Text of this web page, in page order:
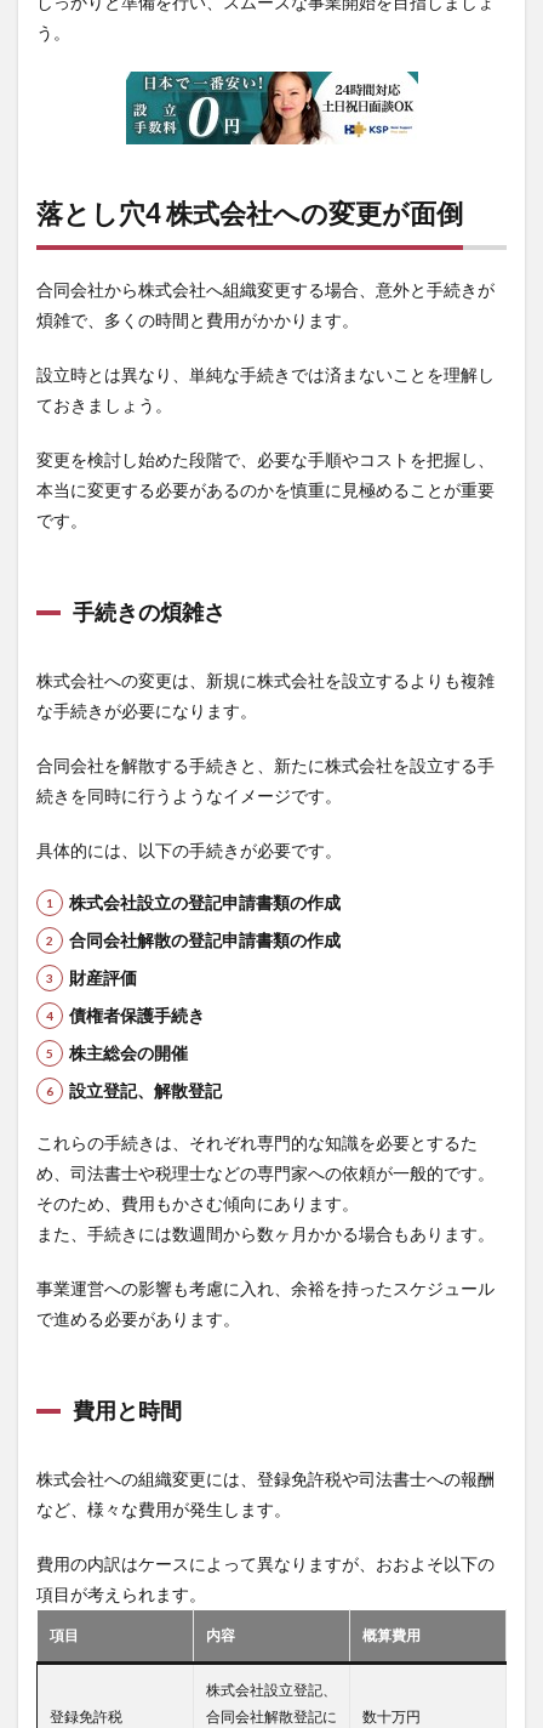
う。
落とし穴4 株式会社への変更が面倒
合同会社から株式会社へ組織変更する場合、意外と手続きが
煩雑で、多くの時間と費用がかかります。
設立時とは異なり、単純な手続きでは済まないことを理解し
ておきましょう。
変更を検討し始めた段階で、必要な手順やコストを把握し、
本当に変更する必要があるのかを慎重に見極めることが重要
です。
手続きの煩雑さ
株式会社への変更は、新規に株式会社を設立するよりも複雑
な手続きが必要になります。
合同会社を解散する手続きと、新たに株式会社を設立する手
続きを同時に行うようなイメージです。
具体的には、以下の手続きが必要です。
株式会社設立の登記申請書類の作成
合同会社解散の登記申請書類の作成
財産評価
債権者保護手続き
株主総会の開催
設立登記、解散登記
これらの手続きは、それぞれ専門的な知識を必要とするた
め、司法書士や税理士などの専門家への依頼が一般的です。
そのため、費用もかさむ傾向にあります。
また、手続きには数週間から数ヶ月かかる場合もあります。
事業運営への影響も考慮に入れ、余裕を持ったスケジュール
で進める必要があります。
費用と時間
株式会社への組織変更には、登録免許税や司法書士への報酬
など、様々な費用が発生します。
費用の内訳はケースによって異なりますが、おおよそ以下の
項目が考えられます。
項目 内容 概算費用
登録免許税
株式会社設立登記、
合同会社解散登記に
数十万円